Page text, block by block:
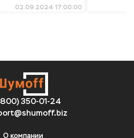
02.09.2024 17:00:00
350-01-24
О компании